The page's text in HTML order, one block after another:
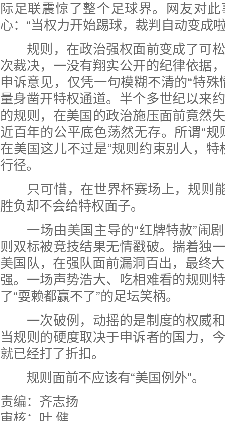
际足联震惊了整个足球界。网友对
心：“当权力开始踢球，裁判自动变成
规则，在政治强权面前变成了可松
次裁决，一没有翔实公开的纪律依据
申诉意见，仅凭一句模糊不清的“特殊
量身凿开特权通道。半个多世纪以来
的规则，在美国的政治施压面前竟然
近百年的公平底色荡然无存。所谓“规
在美国这儿不过是“规则约束别人，特
行径。
只可惜，在世界杯赛场上，规则能
胜负却不会给特权面子。
一场由美国主导的“红牌特赦”闹剧
则双标被竞技结果无情戳破。揣着独
美国队，在强队面前漏洞百出，最终
强。一场声势浩大、吃相难看的规则
了“耍赖都赢不了”的足坛笑柄。
一次破例，动摇的是制度的权威和
当规则的硬度取决于申诉者的国力，
就已经打了折扣。
规则面前不应该有“美国例外”。
责编：齐志扬